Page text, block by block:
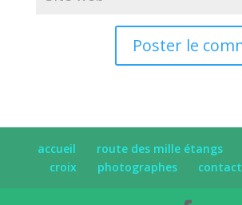
accueil route des mille étangs
croix
photographes contact